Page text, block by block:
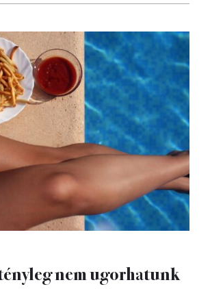
nem ugorhatunk